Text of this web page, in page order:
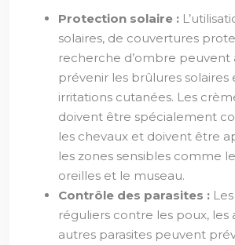
Protection solaire :
solaires, de couvertures
recherche d’ombre peuvent
prévenir les brûlures solaires
irritations cutanées. Les
doivent être spécialement
les chevaux et doivent être
les zones sensibles comme
oreilles et le museau.
Contrôle des parasites :
réguliers contre les poux, les
autres parasites peuvent